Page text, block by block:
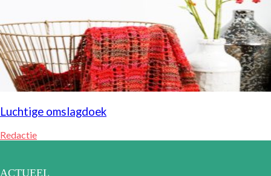
Luchtige omslagdoek
Redactie
ACTUEEL